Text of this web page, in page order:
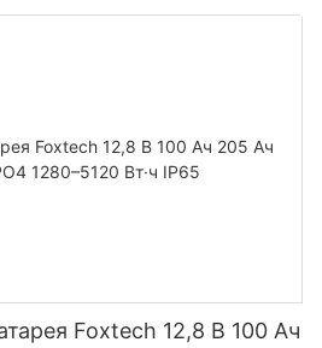
650 Вт, двусторонние
Foxtech 12,8 В 100 Ач